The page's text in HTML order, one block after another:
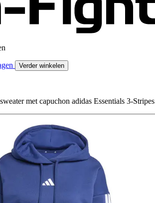
Verder winkelen
met capuchon adidas Essentials 3-Stripes